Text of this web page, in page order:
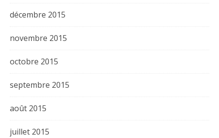
décembre 2015
novembre 2015
octobre 2015
septembre 2015
août 2015
juillet 2015